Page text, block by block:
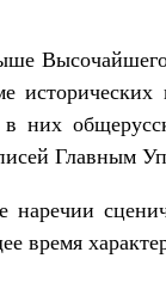
них
Главным
время